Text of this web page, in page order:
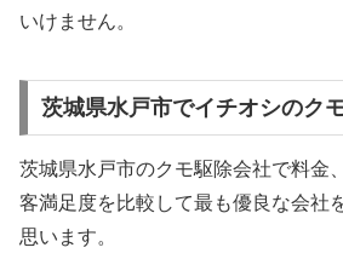
いけません。
茨城県水戸市でイチオシのク
茨城県水戸市のクモ駆除会社で料金
客満足度を比較して最も優良な会社
思います。